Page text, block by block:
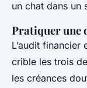
un chat dans un
Pratiquer une
L’audit
crible les trois
les créances